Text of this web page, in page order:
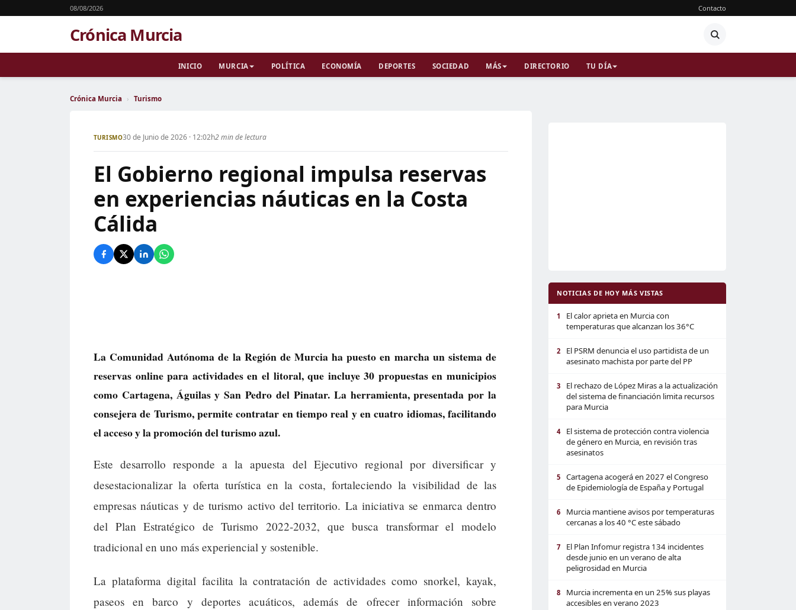
08/08/2026 Contacto
Crónica Murcia
INICIO MURCIA POLÍTICA ECONOMÍA DEPORTES SOCIEDAD MÁS DIRECTORIO TU DÍA
Crónica Murcia › Turismo
TURISMO30 de Junio de 2026 · 12:02h2 min de lectura
El Gobierno regional impulsa reservas
en experiencias náuticas en la Costa
Cálida
La Comunidad Autónoma de la Región de Murcia ha puesto en marcha un sistema de
reservas online para actividades en el litoral, que incluye 30 propuestas en municipios
como Cartagena, Águilas y San Pedro del Pinatar. La herramienta, presentada por la
consejera de Turismo, permite contratar en tiempo real y en cuatro idiomas, facilitando
el acceso y la promoción del turismo azul.
Este desarrollo responde a la apuesta del Ejecutivo regional por diversificar y
desestacionalizar la oferta turística en la costa, fortaleciendo la visibilidad de las
empresas náuticas y de turismo activo del territorio. La iniciativa se enmarca dentro
del Plan Estratégico de Turismo 2022-2032, que busca transformar el modelo
tradicional en uno más experiencial y sostenible.
La plataforma digital facilita la contratación de actividades como snorkel, kayak,
paseos en barco y deportes acuáticos, además de ofrecer información sobre
NOTICIAS DE HOY MÁS VISTAS
1
El calor aprieta en Murcia con
temperaturas que alcanzan los 36°C
2
El PSRM denuncia el uso partidista de un
asesinato machista por parte del PP
3
El rechazo de López Miras a la actualización
del sistema de financiación limita recursos
para Murcia
4
El sistema de protección contra violencia
de género en Murcia, en revisión tras
asesinatos
5
Cartagena acogerá en 2027 el Congreso
de Epidemiología de España y Portugal
6
Murcia mantiene avisos por temperaturas
cercanas a los 40 °C este sábado
7
El Plan Infomur registra 134 incidentes
desde junio en un verano de alta
peligrosidad en Murcia
8
Murcia incrementa en un 25% sus playas
accesibles en verano 2023